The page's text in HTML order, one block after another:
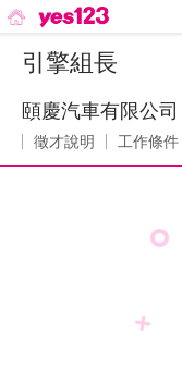
引擎組長
頤慶汽車有限公司
徵才說明 工作條件